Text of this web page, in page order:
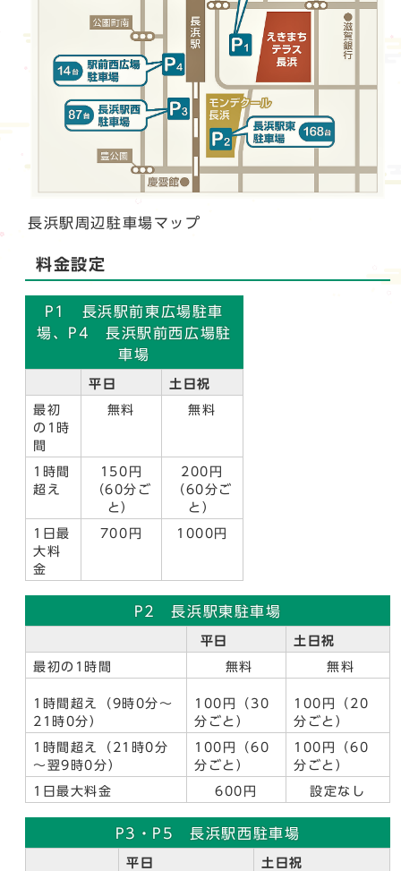
長浜駅周辺駐車場マップ
料金設定
P1 長浜駅前東広場駐車
場、P4 長浜駅前西広場駐
車場
平日 土日祝
最初
の1時
間
無料 無料
1時間
超え
150円
（60分ご
と）
200円
（60分ご
と）
1日最
大料
金
700円 1000円
P2 長浜駅東駐車場
平日 土日祝
最初の1時間 無料 無料
1時間超え（9時0分～
21時0分）
100円（30
分ごと）
100円（20
分ごと）
1時間超え（21時0分
～翌9時0分）
100円（60
分ごと）
100円（60
分ごと）
1日最大料金 600円 設定なし
P3・P5 長浜駅西駐車場
平日 土日祝